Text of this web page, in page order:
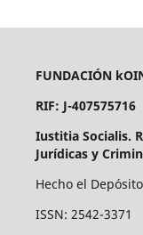
FUNDACIÓN
RIF: J-407575716
Iustitia Socialis.
Jurídicas y
Hecho el
ISSN: 2542-3371